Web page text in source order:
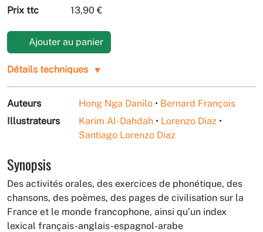
Prix ttc 13,90 €
Ajouter au panier
Détails techniques
Auteurs Hong Nga Danilo • Bernard François
Illustrateurs
Karim Al-Dahdah • Lorenzo Diaz •
Santiago Lorenzo Díaz
Synopsis
Des activités orales, des exercices de phonétique, des
chansons, des poèmes, des pages de civilisation sur la
France et le monde francophone, ainsi qu’un index
lexical français-anglais-espagnol-arabe